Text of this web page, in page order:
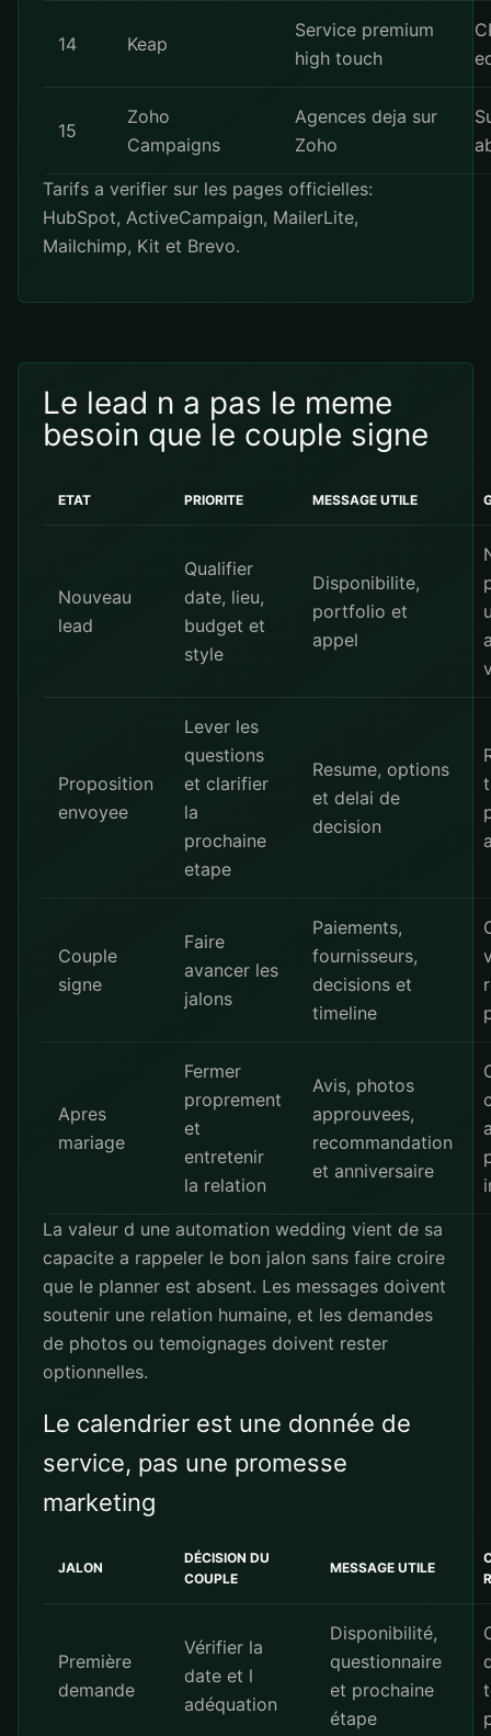
14 Keap
Service premium
high touch
15
Zoho
Campaigns
Agences deja sur
Zoho
Tarifs a verifier sur les pages officielles:
HubSpot, ActiveCampaign, MailerLite,
Mailchimp, Kit et Brevo.
Le lead n a pas le meme
besoin que le couple signe
ETAT PRIORITE MESSAGE UTILE
Nouveau
lead
Qualifier
date, lieu,
budget et
style
Disponibilite,
portfolio et
appel
Proposition
envoyee
Lever les
questions
et clarifier
la
prochaine
etape
Resume, options
et delai de
decision
Couple
signe
Faire
avancer les
jalons
Paiements,
fournisseurs,
decisions et
timeline
Apres
mariage
Fermer
proprement
et
entretenir
la relation
Avis, photos
approuvees,
recommandation
et anniversaire
La valeur d une automation wedding vient de sa
capacite a rappeler le bon jalon sans faire croire
que le planner est absent. Les messages doivent
soutenir une relation humaine, et les demandes
de photos ou temoignages doivent rester
optionnelles.
Le calendrier est une donnée de
service, pas une promesse
marketing
JALON
DÉCISION DU
COUPLE
MESSAGE UTILE
Première
demande
Vérifier la
date et l
adéquation
Disponibilité,
questionnaire
et prochaine
étape